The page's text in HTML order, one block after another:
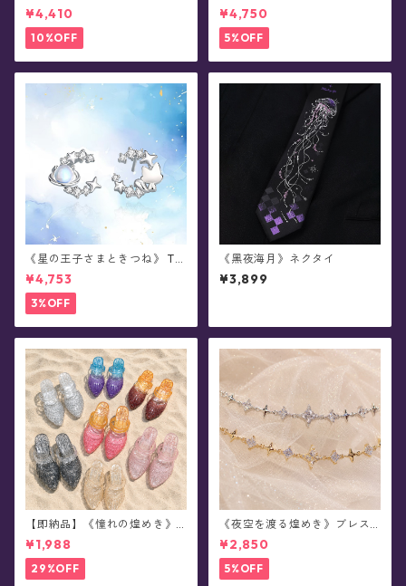
ルバーブレスレット
¥4,410
10%OFF
スレット
¥4,750
5%OFF
《星の王子さまときつね》 Th
e Little Prince 星と結ぶ絆 シ
ルバーピアス/イヤリング
¥4,753
3%OFF
《黑夜海月》ネクタイ
¥3,899
【即納品】《憧れの煌めき》
スタージェリージュエル・サ
ンダル(全7色)
¥1,988
29%OFF
《夜空を渡る煌めき》ブレス
レット(全2色)
¥2,850
5%OFF